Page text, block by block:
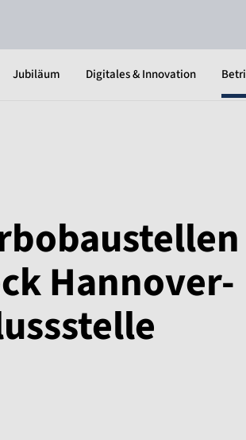
Jubiläum Digitales & Innovation
Hannover-